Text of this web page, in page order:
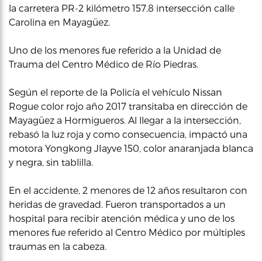
la carretera PR-2 kilómetro 157.8 intersección calle
Carolina en Mayagüez.
Uno de los menores fue referido a la Unidad de
Trauma del Centro Médico de Río Piedras.
Según el reporte de la Policía el vehículo Nissan
Rogue color rojo año 2017 transitaba en dirección de
Mayagüez a Hormigueros. Al llegar a la intersección,
rebasó la luz roja y como consecuencia, impactó una
motora Yongkong JIayve 150, color anaranjada blanca
y negra, sin tablilla.
En el accidente, 2 menores de 12 años resultaron con
heridas de gravedad. Fueron transportados a un
hospital para recibir atención médica y uno de los
menores fue referido al Centro Médico por múltiples
traumas en la cabeza.